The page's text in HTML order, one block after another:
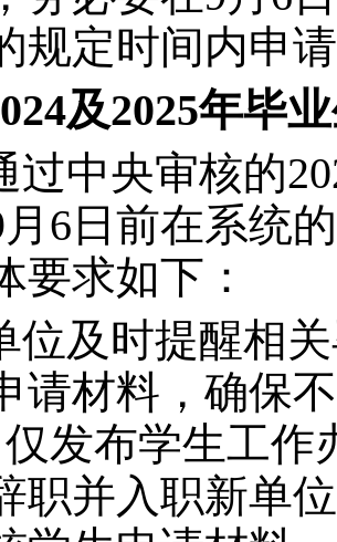
规定时间内申
及2025年毕
过中央审核的
月6日前在系统
要求如下：
位及时提醒相
请材料，确保
仅发布学生工
职并入职新单